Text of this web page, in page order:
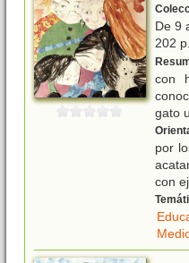
De 9
202
con
gato
por
con